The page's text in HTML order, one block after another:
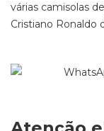
várias camisolas
Cristiano Ronaldo